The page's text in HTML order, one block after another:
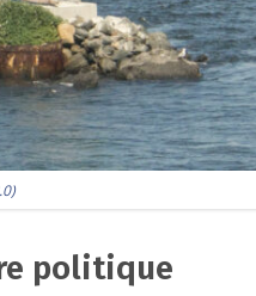
)
politique